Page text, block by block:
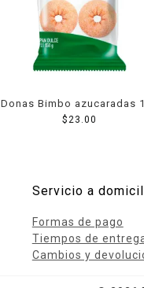
Donas Bimbo azucaradas
g
$ 23.00
Servicio a
Formas de pago
Tiempos de
Cambios y